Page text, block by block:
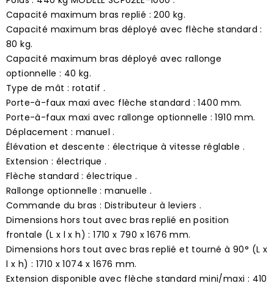
Capacité maximum bras replié : 200 kg.
Capacité maximum bras déployé avec flèche standard :
80 kg.
Capacité maximum bras déployé avec rallonge
optionnelle : 40 kg.
Type de mât : rotatif .
Porte-à-faux maxi avec flèche standard : 1400 mm.
Porte-à-faux maxi avec rallonge optionnelle : 1910 mm.
Déplacement : manuel .
Élévation et descente : électrique à vitesse réglable .
Extension : électrique .
Flèche standard : électrique .
Rallonge optionnelle : manuelle .
Commande du bras : Distributeur à leviers .
Dimensions hors tout avec bras replié en position
frontale (L x l x h) : 1710 x 790 x 1676 mm.
Dimensions hors tout avec bras replié et tourné à 90° (L x
l x h) : 1710 x 1074 x 1676 mm.
Extension disponible avec flèche standard mini/maxi : 410